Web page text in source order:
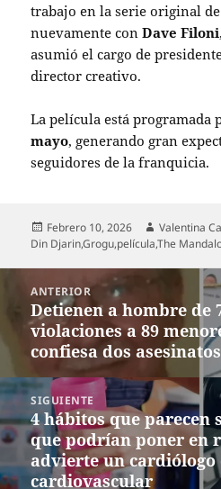
trabajo en la serie original
nuevamente conDave Filoni
asumió el cargo de
director creativo.
La película está programada
mayo, generando gran
seguidores de la franquicia.
Publicado
el
Febrero 10, 2026 Autor
Valentina
Din Djarin,Grogu,película,The
entradas
ANTERIOR
Entrada
anterior:
Detienen a hombre de
violaciones a 89
confiesa dos asesinatos
SIGUIENTE
Entrada
siguiente:
4 hábitos que parecen
que podrían poner en
advierte un
cardiovascular